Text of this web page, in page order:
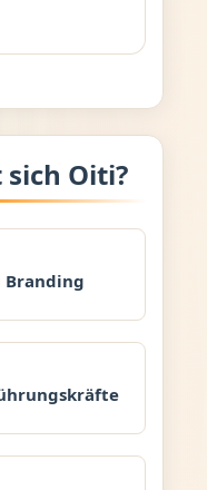
Oiti?
Branding